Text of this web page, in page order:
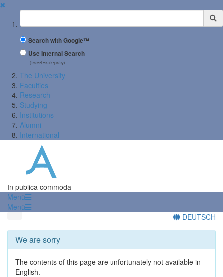
✖
Suchbegriff
Search with Google™
Use Internal Search
(limited result quality)
The University
Faculties
Research
Studying
Institutions
Alumni
International
In publica commoda
Menü
Menü
DEUTSCH
We are sorry
The contents of this page are unfortunately not available in
English.